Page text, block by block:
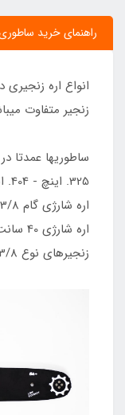
راهنمای خرید
انواع اره
زنجیر متفاوت
اره
زنجیرهای نوع 3/8 اینچ باشد.